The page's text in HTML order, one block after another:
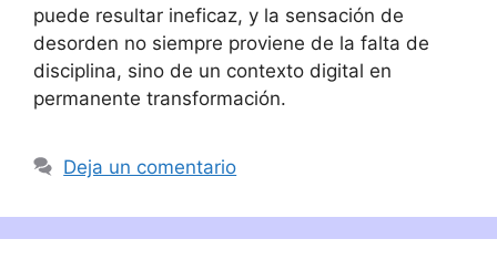
puede resultar ineficaz, y la sensación de
desorden no siempre proviene de la falta de
disciplina, sino de un contexto digital en
permanente transformación.
Deja un comentario